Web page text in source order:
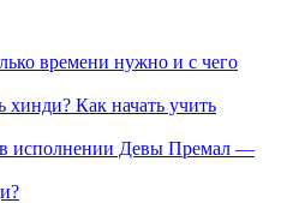
времени нужно и с чего
хинди? Как начать учить
исполнении Девы Премал —